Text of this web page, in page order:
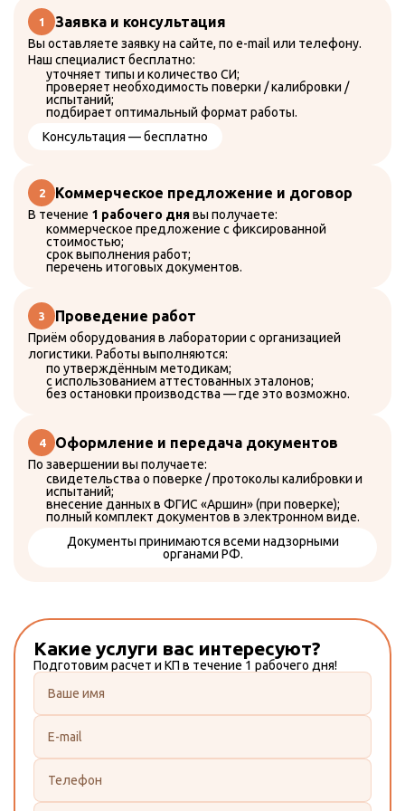
О компании
Контакты
+7 (985) 997-30-03
+7 (495) 997-30-03
zakaz@protoch.ru
Время работы:
Пн-Пт 09:00 — 18:00
Москва, Чонгарский бульвар, 1к2
Поверка секундомеров
Поверка средств измерения акустических
величин, звука и шума
Поверка средств измерения времени и
частоты
Поверка средств измерения
геометрических величин
Поверка средств измерения давления,
вакуумных измерений
Поверка средств измерения механических
потока, расхода, уровня, объема веществ
Поверка средств измерения физико-
химического состава и свойств веществ
Поверка средств измерения
электрических и магнитных величин
Поверка тахеометра
Поверка тахографов
Поверка теплофизических и
температурных измерителей
Поверка термометров
Поверка токоизмерительных клещей
Поверка тягомеров
Поверка ультразвукового толщиномера
лакокрасочного покрытия
Поверка штангенциркуля
Поверка счетчиков воды
Поверка счетчиков электроэнергии
Поверка теплосчетчиков
Поверка газовых счетчиков
Калибровка СИ
Испытания СИ
Аттестация оборудования
Заявка и консультация
Вы оставляете заявку на сайте, по e-mail или телефону.
Наш специалист бесплатно:
уточняет типы и количество СИ;
проверяет необходимость поверки / калибровки /
испытаний;
подбирает оптимальный формат работы.
Консультация — бесплатно
Коммерческое предложение и договор
В течение 1 рабочего днявы получаете:
коммерческое предложение с фиксированной
стоимостью;
срок выполнения работ;
перечень итоговых документов.
Проведение работ
Приём оборудования в лаборатории с организацией
логистики. Работы выполняются:
по утверждённым методикам;
с использованием аттестованных эталонов;
без остановки производства — где это возможно.
Оформление и передача документов
По завершении вы получаете:
свидетельства о поверке / протоколы калибровки и
испытаний;
внесение данных в ФГИС «Аршин» (при поверке);
полный комплект документов в электронном виде.
Документы принимаются всеми надзорными
органами РФ.
Какие услуги вас интересуют?
Подготовим расчет и КП в течение 1 рабочего дня!
Данное поле должно быть заполнено
Данное поле должно быть заполнено
Данное поле должно быть заполнено